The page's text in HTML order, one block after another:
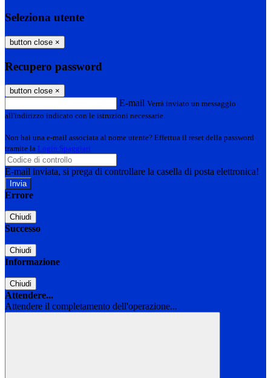
Seleziona utente
button close ×
Recupero password
button close ×
E-mail Verrà inviato un messaggio
all'indirizzo indicato con le istruzioni necessarie.
Non hai una e-mail associata al nome utente? Effettua il reset della password
tramite la Login Spaggiari
E-mail inviata, si prega di controllare la casella di posta elettronica!
Errore
Chiudi
Successo
Chiudi
Informazione
Chiudi
Attendere...
Attendere il completamento dell'operazione...